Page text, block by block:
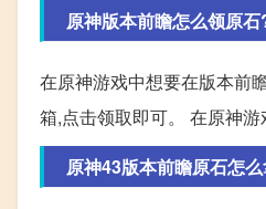
原神版本前瞻怎么领原石
在原神游戏中想要在版本前
箱,点击领取即可。 在原神游
原神43版本前瞻原石怎